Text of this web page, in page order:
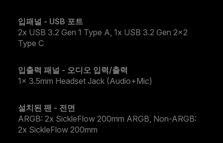
입패널 - USB 포트
2x USB 3.2 Gen 1 Type A, 1x USB 3.2 Gen 2x2
Type C
입출력 패널 - 오디오 입력/출력
1x 3.5mm Headset Jack (Audio+Mic)
설치된 팬 - 전면
ARGB: 2x SickleFlow 200mm ARGB, Non-ARGB:
2x SickleFlow 200mm